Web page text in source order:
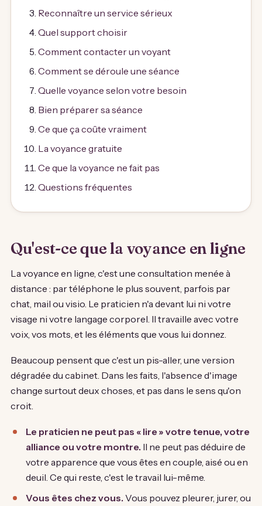
Reconnaître un service sérieux
Quel support choisir
Comment contacter un voyant
Comment se déroule une séance
Quelle voyance selon votre besoin
Bien préparer sa séance
Ce que ça coûte vraiment
La voyance gratuite
Ce que la voyance ne fait pas
Questions fréquentes
Qu'est-ce que la voyance en ligne
La voyance en ligne, c'est une consultation menée à
distance : par téléphone le plus souvent, parfois par
chat, mail ou visio. Le praticien n'a devant lui ni votre
visage ni votre langage corporel. Il travaille avec votre
voix, vos mots, et les éléments que vous lui donnez.
Beaucoup pensent que c'est un pis-aller, une version
dégradée du cabinet. Dans les faits, l'absence d'image
change surtout deux choses, et pas dans le sens qu'on
croit.
Le praticien ne peut pas « lire » votre tenue, votre
alliance ou votre montre. Il ne peut pas déduire de
votre apparence que vous êtes en couple, aisé ou en
deuil. Ce qui reste, c'est le travail lui-même.
Vous êtes chez vous. Vous pouvez pleurer, jurer, ou